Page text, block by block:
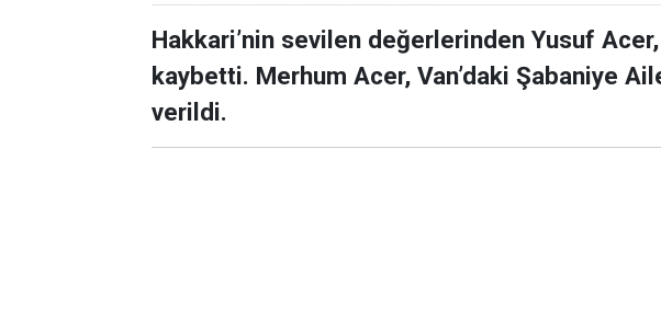
Hakkari’nin sevilen değerlerinden Yusuf Acer,
kaybetti. Merhum Acer, Van’daki Şabaniye
verildi.